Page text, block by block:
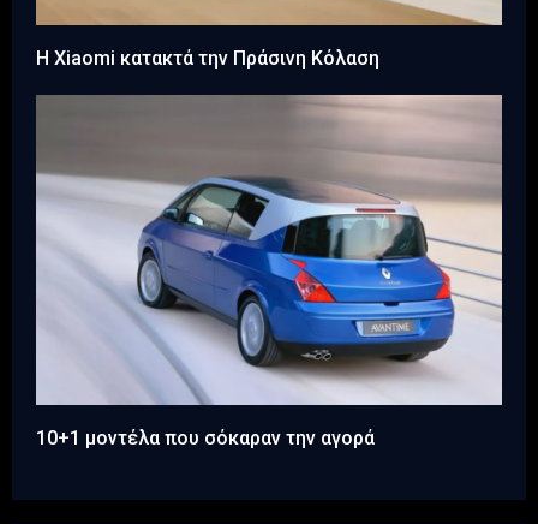
Η Xiaomi κατακτά την Πράσινη Κόλαση
10+1 μοντέλα που σόκαραν την αγορά